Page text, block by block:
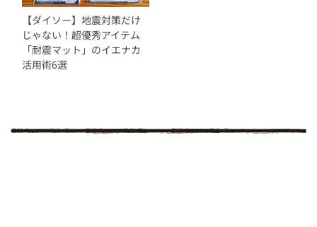
【ダイソー】地震対策だけ
じゃない！超優秀アイテム
「耐震マット」のイエナカ
活用術6選